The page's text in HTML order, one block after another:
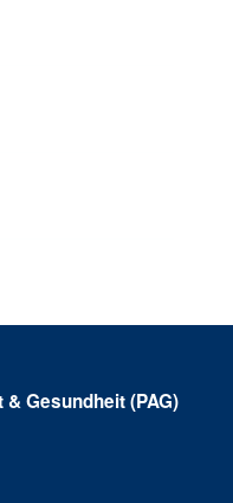
Gesundheit (PAG)